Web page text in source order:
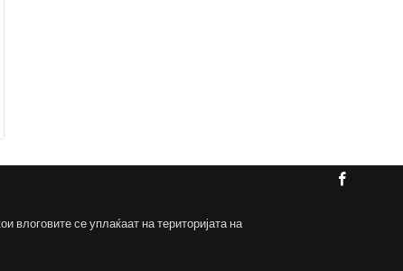
влоговите се уплаќаат на територијата на